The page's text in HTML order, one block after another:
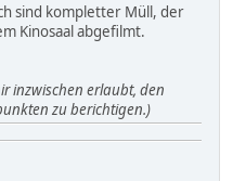
sind kompletter Müll, der
Kinosaal abgefilmt.
inzwischen erlaubt, den
zu berichtigen.)